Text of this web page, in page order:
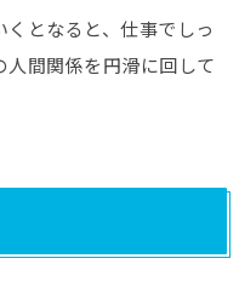
となると、仕事でしっ
間関係を円滑に回して